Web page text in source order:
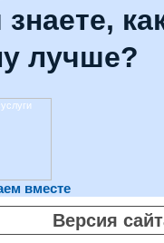
лучше?
вместе
Версия